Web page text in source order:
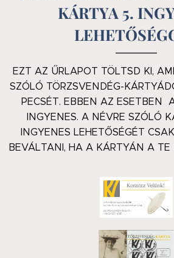
KÁRTYA 5.
EZT AZ ŰRLAPOT TÖLTSD KI,
SZÓLÓ TÖRZSVENDÉG-
PECSÉT. EBBEN AZ ESETBEN
INGYENES. A NÉVRE SZÓLÓ
INGYENES LEHETŐSÉGÉT
BEVÁLTANI, HA A KÁRTYÁN A TE